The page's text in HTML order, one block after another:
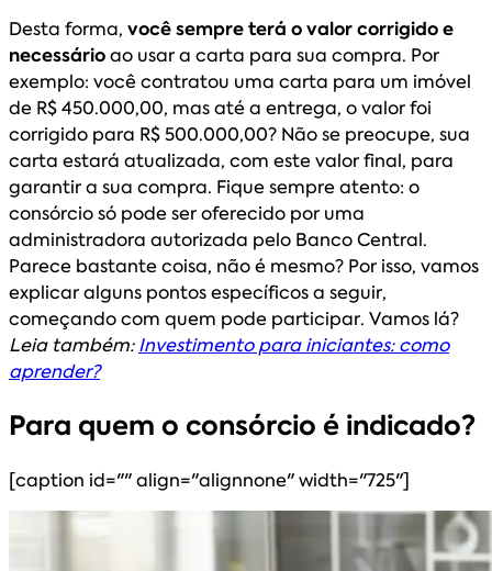
Desta forma, você sempre terá o valor corrigido e
necessárioao usar a carta para sua compra. Por
exemplo: você contratou uma carta para um imóvel
de R$ 450.000,00, mas até a entrega, o valor foi
corrigido para R$ 500.000,00? Não se preocupe, sua
carta estará atualizada, com este valor final, para
garantir a sua compra. Fique sempre atento: o
consórcio só pode ser oferecido por uma
administradora autorizada pelo Banco Central.
Parece bastante coisa, não é mesmo? Por isso, vamos
explicar alguns pontos específicos a seguir,
começando com quem pode participar. Vamos lá?
Leia também:Investimento para iniciantes: como
aprender?
Para quem o consórcio é indicado?
[caption id="" align="alignnone" width="725"]